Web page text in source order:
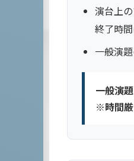
演台上
終了時
一般演
一般演
※時間厳